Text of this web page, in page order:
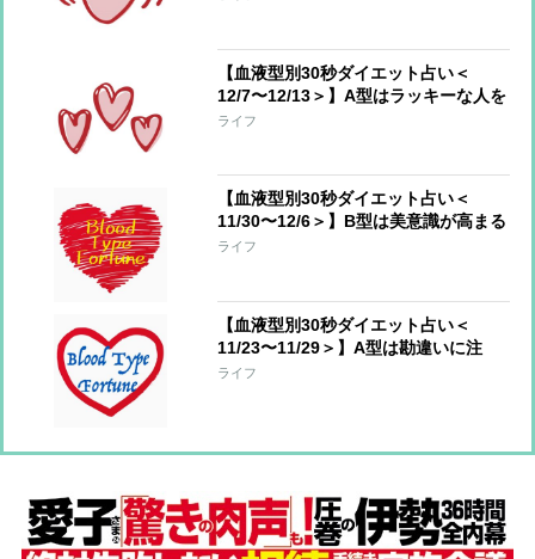
【血液型別30秒ダイエット占い＜
12/7〜12/13＞】A型はラッキーな人を
味方に、B型は溜め込んだものが溢れ
ライフ
【血液型別30秒ダイエット占い＜
11/30〜12/6＞】B型は美意識が高まる
とき、O型はハッピーな方を選んで
ライフ
【血液型別30秒ダイエット占い＜
11/23〜11/29＞】A型は勘違いに注
意！AB型は周囲の力に頼ってOK
ライフ